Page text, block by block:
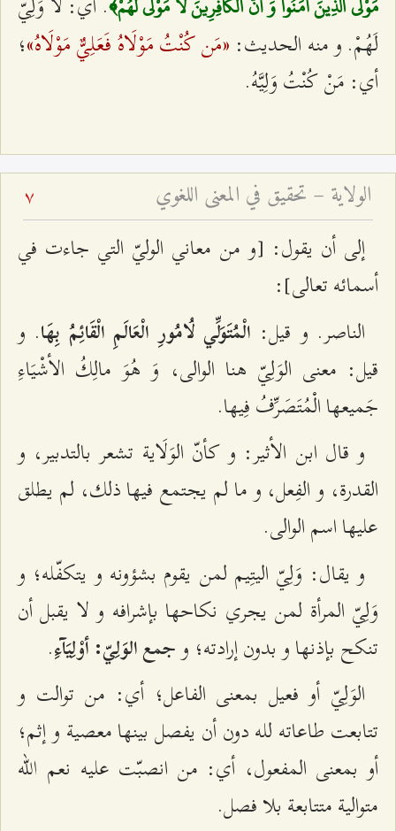
لَهُمْ. و منه الحديث: «مَن كُنْتُ مَوْلَاهُ فَعَلِيٌّ مَوْلَاهُ»‌؛
أي: مَنْ كُنْتُ وَلِيَّهُ.
الولاية – تحقيق في المعنى اللغوي 7
إلى أن يقول: [و من معاني الوليّ التي جاءت في
أسمائه تعالى‌]:
الناصر. و قيل: الْمُتَوَلِّي لُامُورِ الْعَالَمِ الْقَائِمُ بِهَا. و
قيل: معنى الوَلِيّ هنا الوالى، وَ هُوَ مالِكُ الأشْيَاءِ
جَميعها الْمُتَصَرِّفُ فِيها.
و قال ابن الأثير: و كأنّ الوَلَاية تشعر بالتدبير، و
القدرة، و الفِعل، و ما لم يجتمع فيها ذلك، لم يطلق
عليها اسم الوالى.
و يقال: وَلِيّ اليتِيم لمن يقوم بشؤونه و يتكفّله؛ و
وَلِيّ المرأة لمن يجري نكاحها بإشرافه و لا يقبل أن
تنكح بإذنها و بدون إرادته؛ و جمع الوَلِيّ: أوْلِيَآءِ.
الوَلِيّ أو فعيل بمعنى الفاعل؛ أي: من توالت و
تتابعت طاعاته لله دون أن يفصل بينها معصية و إثم؛
أو بمعنى المفعول، أي: من انصبّت عليه نعم الله
متوالية متتابعة بلا فصل.